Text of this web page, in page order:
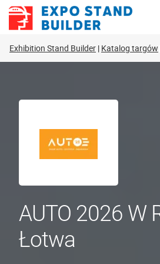
Skip
Exhibition Stand Builder Katalog targów
AUTO 2026 W
Łotwa